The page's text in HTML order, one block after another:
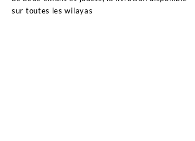
sur toutes les wilayas